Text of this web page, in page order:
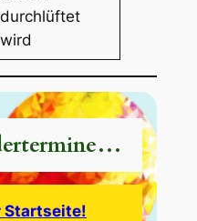
durchlüftet
wird
Startseite!